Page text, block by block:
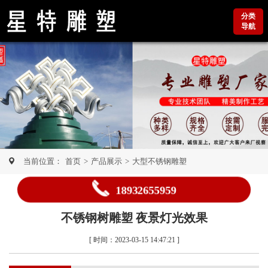
分类
导航
当前位置： 首页 > 产品展示 > 大型不锈钢雕塑
18932655959
不锈钢树雕塑 夜景灯光效果
[ 时间：2023-03-15 14:47:21 ]